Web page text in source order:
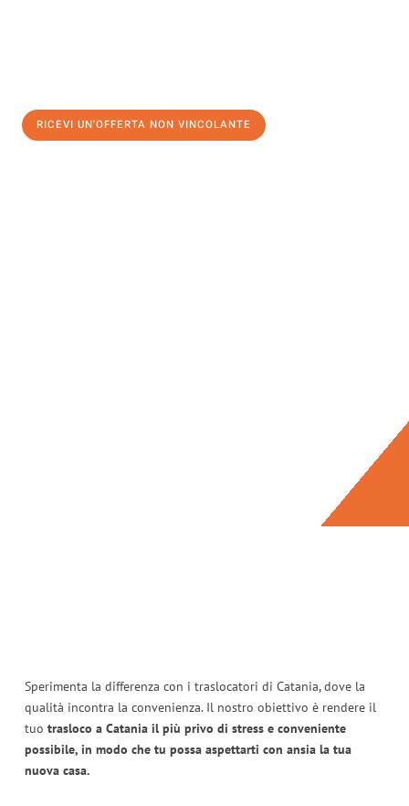
RICEVI UN'OFFERTA NON VINCOLANTE
Sperimenta la differenza con i traslocatori di Catania, dove la
qualità incontra la convenienza. Il nostro obiettivo è rendere il
tuo trasloco a Catania il più privo di stress e conveniente
possibile, in modo che tu possa aspettarti con ansia la tua
nuova casa.